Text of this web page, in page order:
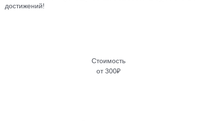
достижений!
Стоимость
от 300₽